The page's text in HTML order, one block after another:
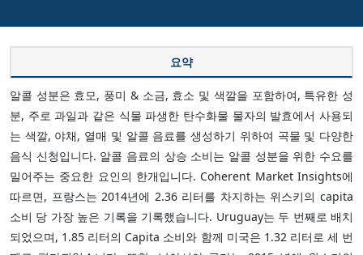
요약
알콜 성분은 효모, 풍미 & 소금, 효소 및 색깔을 포함하여, 특유한 성
분, 주로 과일과 같은 식물 파생한 탄수화물 물자의 발효에서 사용되
는 색깔, 야채, 열매 및 알콜 음료를 생성하기 위하여 곡물 및 다양한
음식 신청입니다. 알콜 음료의 상승 소비는 알콜 성분을 위한 수요를
밀어주는 중요한 요인의 한개입니다. Coherent Market Insights에
따르면, 프랑스는 2014년에 2.36 리터를 차지하는 위스키의 capita
소비 당 가장 높은 기록을 기록했습니다. Uruguay는 두 번째로 배치
되었으며, 1.85 리터의 Capita 소비와 함께 미국은 1.32 리터로 세 번